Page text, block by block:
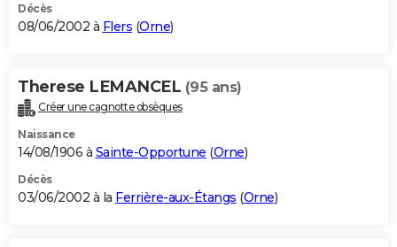
Décès
08/06/2002 à Flers (Orne)
Therese LEMANCEL (95 ans)
Créer une cagnotte obsèques
Naissance
14/08/1906 à Sainte-Opportune (Orne)
Décès
03/06/2002 à la Ferrière-aux-Étangs (Orne)